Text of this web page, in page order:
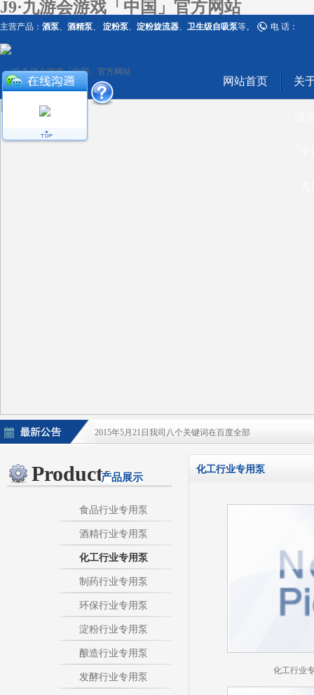
J9·九游会游戏「中国」官方网站
主营产品： 酒泵、 酒精泵、 淀粉泵、 淀粉旋流器、 卫生级自吸泵等。 电 话：
网站首页 关
2015年5月21日我司八个关键词在百度全部
2015年5月21日酒泵百度排名上升
淀粉泵|卫生泵|卫生级自吸泵|淀粉旋流器|不
不锈钢自吸泵|不锈钢化工泵|酒泵|酒精泵|淀
热烈庆祝：我司与天长市千秋在线网络服务有限公
Products产品展示
食品行业专用泵
酒精行业专用泵
化工行业专用泵
制药行业专用泵
环保行业专用泵
淀粉行业专用泵
酿造行业专用泵
发酵行业专用泵
化工行业专用泵
化工行业